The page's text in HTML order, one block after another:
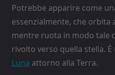
Potrebbe apparire come
essenzialmente, che orbita
mentre ruota in modo tale
rivolto verso quella stella. È
Luna attorno alla Terra.